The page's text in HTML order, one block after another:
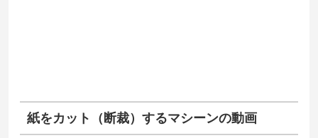
紙をカット（断裁）するマシーンの動画